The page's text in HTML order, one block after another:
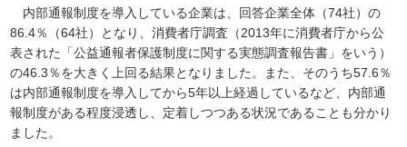
内部通報制度を導入している企業は、回答企業全体（74社）の
86.4％（64社）となり、消費者庁調査（2013年に消費者庁から公
表された「公益通報者保護制度に関する実態調査報告書」をいう）
の46.3％を大きく上回る結果となりました。また、そのうち57.6％
は内部通報制度を導入してから5年以上経過しているなど、内部通
報制度がある程度浸透し、定着しつつある状況であることも分かり
ました。